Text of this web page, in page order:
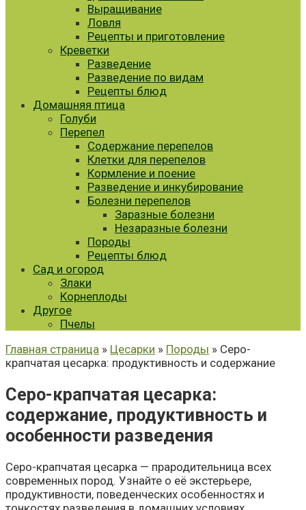
Выращивание
Ловля
Рецепты и приготовление
Креветки
Разведение
Разведение по видам
Рецепты блюд
Домашняя птица
Голуби
Перепел
Содержание перепелов
Клетки для перепелов
Кормление и поение
Разведение и инкубирование
Болезни перепелов
Заразные болезни
Незаразные болезни
Породы
Рецепты блюд
Сад и огород
Злаки
Корнеплоды
Другое
Пчелы
Главная страница » Цесарки » Породы » Серо-
крапчатая цесарка: продуктивность и содержание
Серо-крапчатая цесарка:
содержание, продуктивность и
особенности разведения
Серо-крапчатая цесарка — прародительница всех
современных пород. Узнайте о её экстерьере,
продуктивности, поведенческих особенностях и